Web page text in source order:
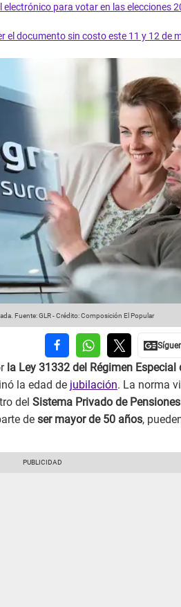
para votar en las elecciones
el documento sin costo este 11 y 12 de
Fuente: GLR-Crédito: Composición El Popular
la Ley 31332 del Régimen Especial
la edad de jubilación. La norma
del Sistema Privado de Pensiones
de ser mayor de 50 años,